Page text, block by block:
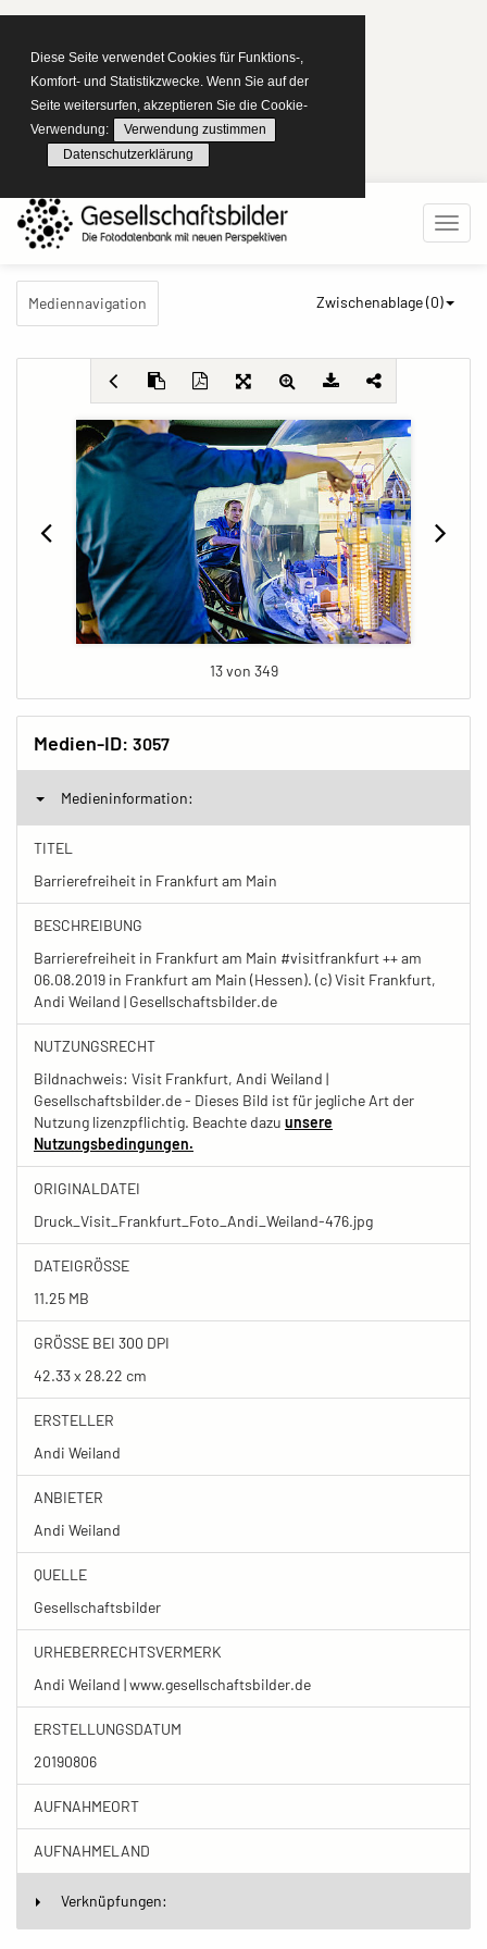
Diese Seite verwendet Cookies für Funktions-,
Komfort- und Statistikzwecke. Wenn Sie auf der
Seite weitersurfen, akzeptieren Sie die Cookie-
Verwendung:
Verwendung zustimmen
Datenschutzerklärung
Mediennavigation Zwischenablage (0)
13 von 349
Medien-ID: 3057
Medieninformation:
TITEL
Barrierefreiheit in Frankfurt am Main
BESCHREIBUNG
Barrierefreiheit in Frankfurt am Main #visitfrankfurt ++ am
06.08.2019 in Frankfurt am Main (Hessen). (c) Visit Frankfurt,
Andi Weiland | Gesellschaftsbilder.de
NUTZUNGSRECHT
Bildnachweis: Visit Frankfurt, Andi Weiland |
Gesellschaftsbilder.de - Dieses Bild ist für jegliche Art der
Nutzung lizenzpflichtig. Beachte dazu unsere
Nutzungsbedingungen.
ORIGINALDATEI
Druck_Visit_Frankfurt_Foto_Andi_Weiland-476.jpg
DATEIGRÖSSE
11.25 MB
GRÖSSE BEI 300 DPI
42.33 x 28.22 cm
ERSTELLER
Andi Weiland
ANBIETER
Andi Weiland
QUELLE
Gesellschaftsbilder
URHEBERRECHTSVERMERK
Andi Weiland | www.gesellschaftsbilder.de
ERSTELLUNGSDATUM
20190806
AUFNAHMEORT
AUFNAHMELAND
Verknüpfungen: